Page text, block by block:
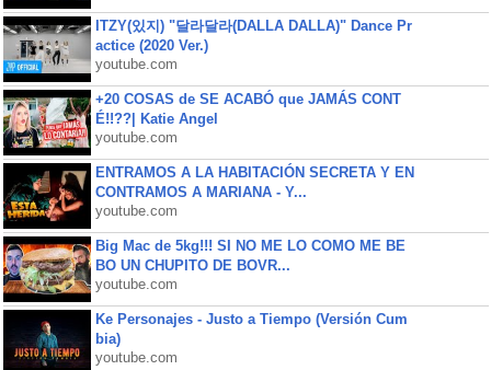
ITZY(있지) "달라달라(DALLA DALLA)" Dance Pr
actice (2020 Ver.)
youtube.com
+20 COSAS de SE ACABÓ que JAMÁS CONT
É!!??| Katie Angel
youtube.com
ENTRAMOS A LA HABITACIÓN SECRETA Y EN
CONTRAMOS A MARIANA - Y...
youtube.com
Big Mac de 5kg!!! SI NO ME LO COMO ME BE
BO UN CHUPITO DE BOVR...
youtube.com
Ke Personajes - Justo a Tiempo (Versión Cum
bia)
youtube.com